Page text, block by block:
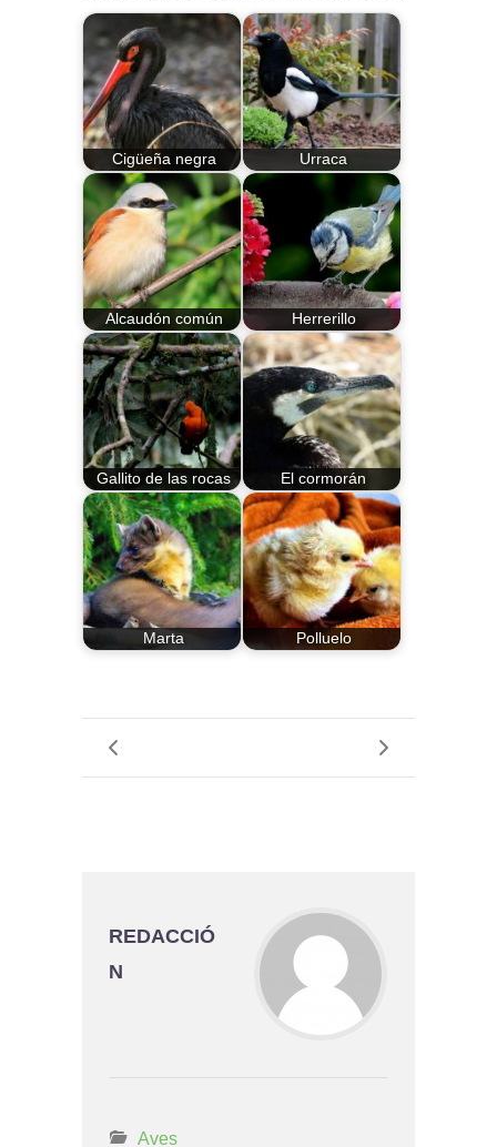
Cigüeña negra Urraca
Alcaudón común Herrerillo
Gallito de las rocas El cormorán
Marta Polluelo
REDACCIÓ
N
Aves